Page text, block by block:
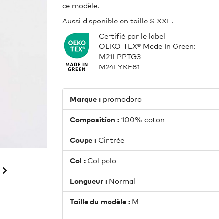
ce modèle.
Aussi disponible en taille S-XXL .
Certifié par le label
OEKO-TEX® Made In Green:
M21LPPTG3
M24LYKF81
Marque : promodoro
Composition : 100% coton
Coupe : Cintrée
Col : Col polo
Longueur : Normal
Taille du modèle : M